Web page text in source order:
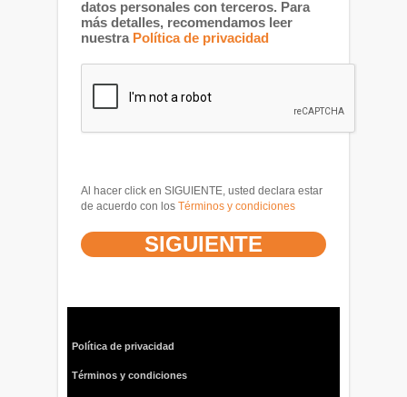
datos personales con terceros. Para
más detalles, recomendamos leer
nuestra Política de privacidad
Al hacer click en SIGUIENTE, usted declara estar
de acuerdo con los Términos y condiciones
Política de privacidad
Términos y condiciones